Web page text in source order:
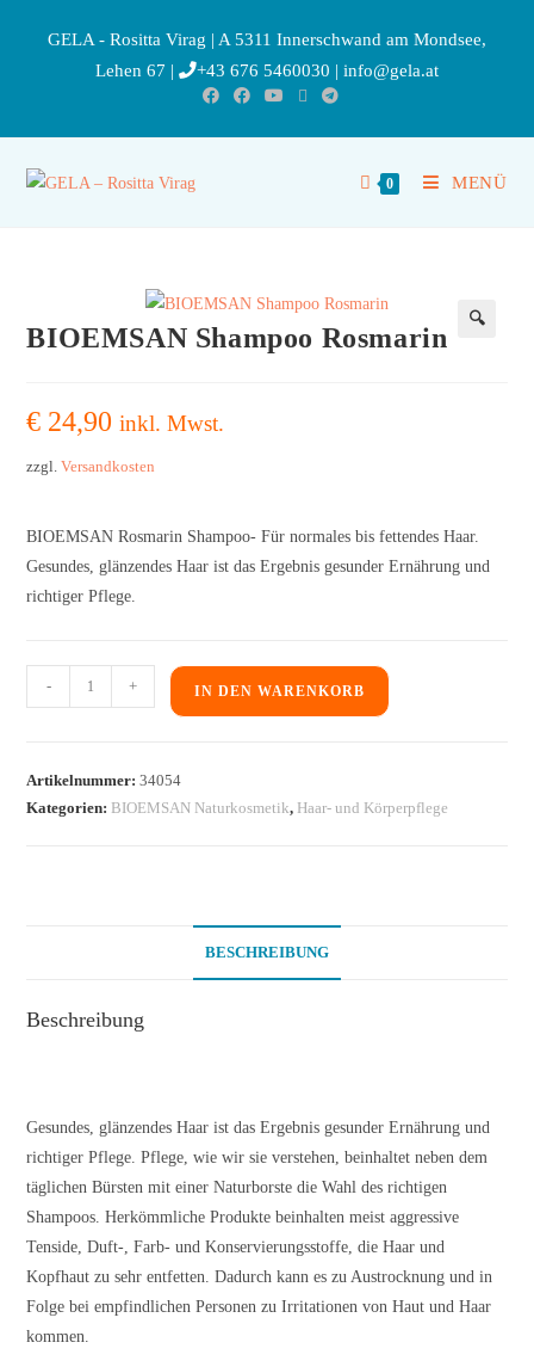
GELA - Rositta Virag | A 5311 Innerschwand am Mondsee,
Lehen 67 |
+43 676 5460030 | info@gela.at
0 MENÜ
BIOEMSAN Shampoo Rosmarin
€ 24,90 inkl. Mwst.
zzgl.Versandkosten
BIOEMSAN Rosmarin Shampoo- Für normales bis fettendes Haar.
Gesundes, glänzendes Haar ist das Ergebnis gesunder Ernährung und
richtiger Pflege.
- + IN DEN WARENKORB
Artikelnummer:34054
Kategorien: BIOEMSAN Naturkosmetik, Haar- und Körperpflege
BESCHREIBUNG
Beschreibung
Gesundes, glänzendes Haar ist das Ergebnis gesunder Ernährung und
richtiger Pflege. Pflege, wie wir sie verstehen, beinhaltet neben dem
täglichen Bürsten mit einer Naturborste die Wahl des richtigen
Shampoos. Herkömmliche Produkte beinhalten meist aggressive
Tenside, Duft-, Farb- und Konservierungsstoffe, die Haar und
Kopfhaut zu sehr entfetten. Dadurch kann es zu Austrocknung und in
Folge bei empfindlichen Personen zu Irritationen von Haut und Haar
kommen.